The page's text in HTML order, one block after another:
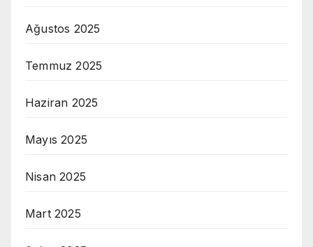
Ağustos 2025
Temmuz 2025
Haziran 2025
Mayıs 2025
Nisan 2025
Mart 2025